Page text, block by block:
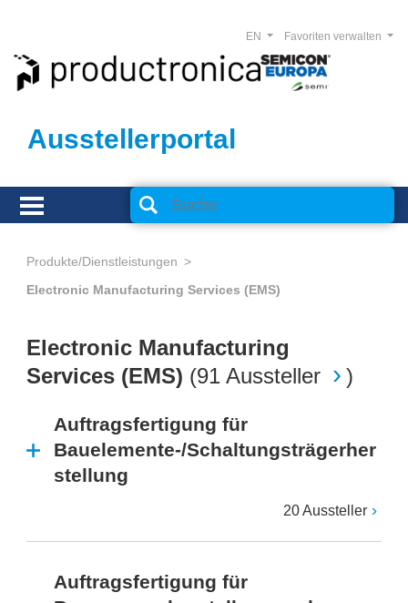
Ausstellerportal
Favoriten verwalten
EN
Produkte/Dienstleistungen
Electronic Manufacturing Services (EMS)
Electronic Manufacturing
Services (EMS) (91 Aussteller )
Auftragsfertigung für
Bauelemente-/Schaltungsträgerher
stellung
20 Aussteller
Auftragsfertigung für